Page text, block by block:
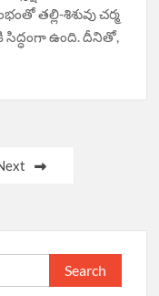
తల్లి-శిశువు చర్మ
సిద్ధంగా ఉంది. దీనితో,
Search
for: